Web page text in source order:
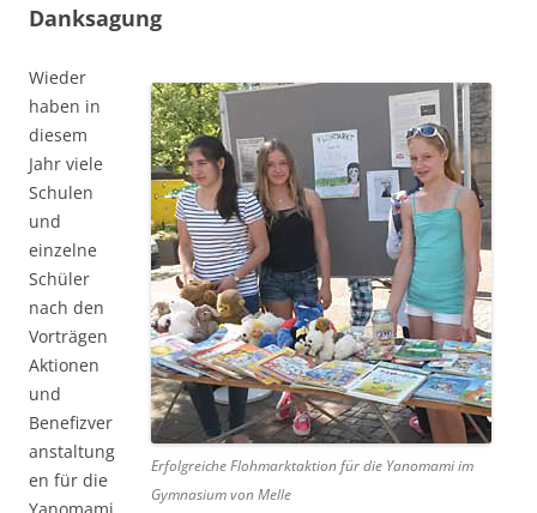
Danksagung
Erfolgreiche Flohmarktaktion für die Yanomami im
Gymnasium von Melle
Wieder
haben in
diesem
Jahr viele
Schulen
und
einzelne
Schüler
nach den
Vorträgen
Aktionen
und
Benefizver
anstaltung
en für die
Yanomami